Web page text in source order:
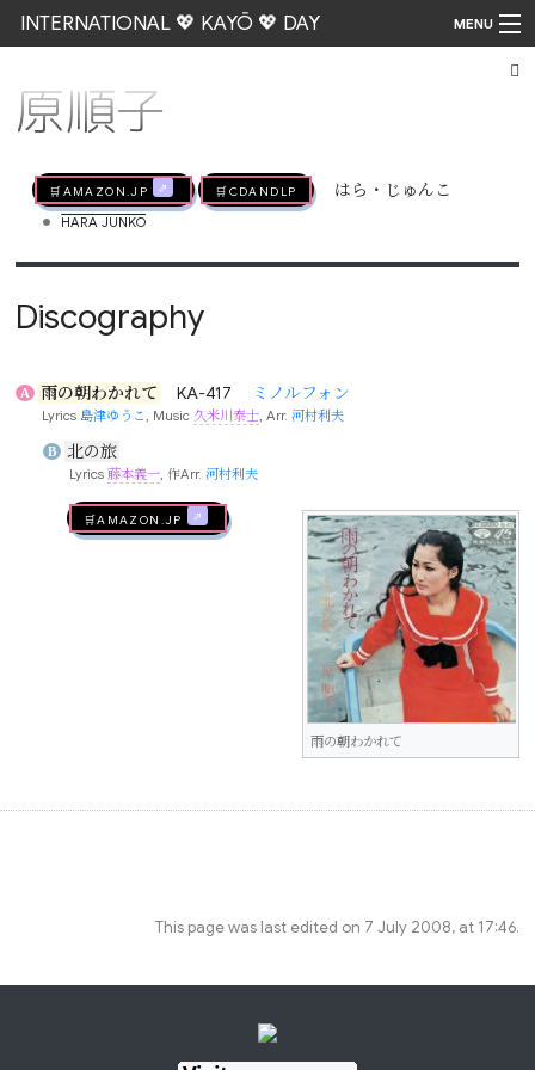
INTERNATIONAL 💖 KAYŌ 💖 DAY MENU
原順子
🛒AMAZON.jp 🛒CDandLP はら・じゅんこ
• HARA JUNKO
Discography
A 雨の朝わかれて KA-417 ミノルフォン
Lyrics 島津ゆうこ , Music 久米川泰士 , Arr.河村利夫
B 北の旅
Lyrics 藤本義一, 作Arr. 河村利夫
雨の朝わかれて
🛒AMAZON.jp
This page was last edited on 7 July 2008, at 17:46.